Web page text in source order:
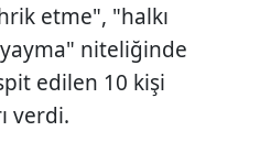
etme", "halkı
yayma" niteliğinde
edilen 10 kişi
verdi.